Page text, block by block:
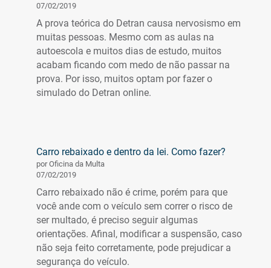
07/02/2019
A prova teórica do Detran causa nervosismo em
muitas pessoas. Mesmo com as aulas na
autoescola e muitos dias de estudo, muitos
acabam ficando com medo de não passar na
prova. Por isso, muitos optam por fazer o
simulado do Detran online.
Carro rebaixado e dentro da lei. Como fazer?
por Oficina da Multa
07/02/2019
Carro rebaixado não é crime, porém para que
você ande com o veículo sem correr o risco de
ser multado, é preciso seguir algumas
orientações. Afinal, modificar a suspensão, caso
não seja feito corretamente, pode prejudicar a
segurança do veículo.